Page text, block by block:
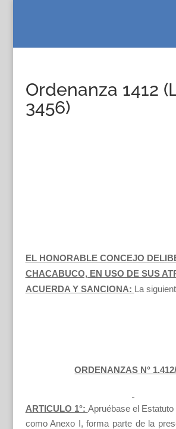
Ordenanza 1412
3456)
EL HONORABLE CONCEJO
CHACABUCO, EN USO DE SUS
ACUERDA Y SANCIONA: La
ORDENANZAS N°
ARTICULO 1°: Apruébase el
como Anexo I, forma parte de la